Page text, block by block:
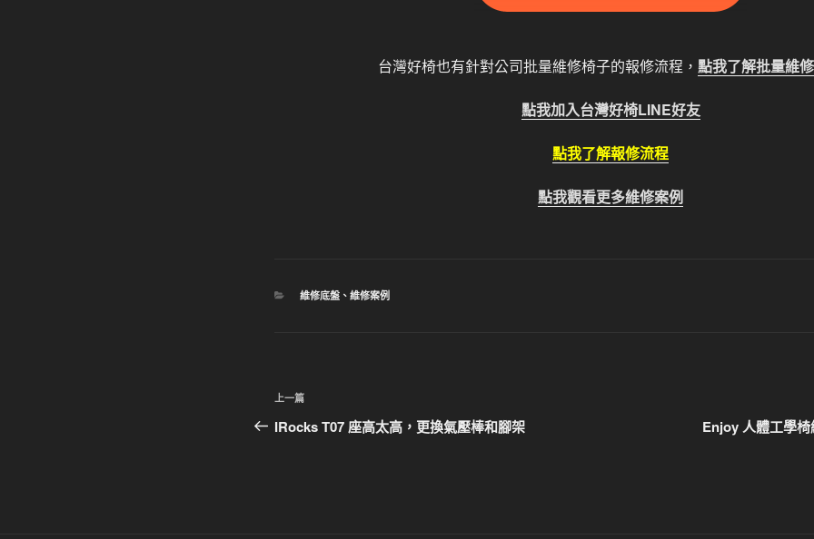
台灣好椅也有針對公司批量維修椅子的報修流程， 點我了解批量維
點我加入台灣好椅LINE好友
點我了解報修流程
點我觀看更多維修案例
分
維修底盤、 維修案例
文
章
上
一
上一篇
IRocks T07 座高太高，更換氣壓棒和腳架 Enjoy 人體工學